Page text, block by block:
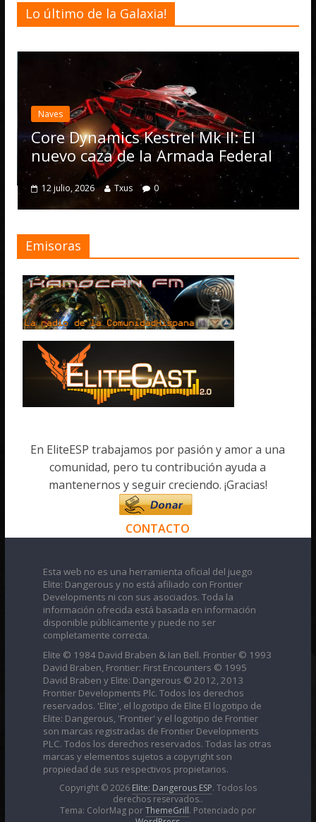
Lo último de la Galaxia!
Naves
Core Dynamics Kestrel Mk II: El
nuevo caza de la Armada Federal
12 julio, 2026 Txus 0
Emisoras
En EliteESP trabajamos por pasión y amor a una
comunidad, pero tu contribución ayuda a
mantenernos y seguir creciendo. ¡Gracias!
CONTACTO
Esta web no es una herramienta oficial del juego
Elite: Dangerous y no está afiliado con Frontier
Developments ni con sus asociados. Toda la
información ofrecida está basada en información
disponible públicamente y puede no ser
completamente correcta.
Elite © 1984 David Braben & Ian Bell. Frontier © 1993
David Braben, Frontier: First Encounters © 1995
David Braben y Elite: Dangerous © 2012, 2013
Frontier Developments Plc. Todos los derechos
reservados. 'Elite', el logotipo de Elite El logotipo de
Elite: Dangerous, 'Frontier' y el logotipo de Frontier
son marcas registradas de Frontier Developments
PLC. Todos los derechos reservados. Todas las otras
marcas y elementos sujetos a copyright son
propiedad de sus respectivos propietarios.
Copyright © 2026 Elite: Dangerous ESP. Todos los
derechos reservados..
Tema: ColorMag porThemeGrill. Potenciado por